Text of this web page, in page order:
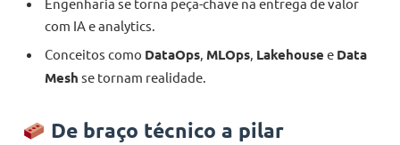
Engenharia se torna peça-chave na entrega de valor
com IA e analytics.
Conceitos como DataOps, MLOps, Lakehouse e Data
Mesh se tornam realidade.
De braço técnico a pilar